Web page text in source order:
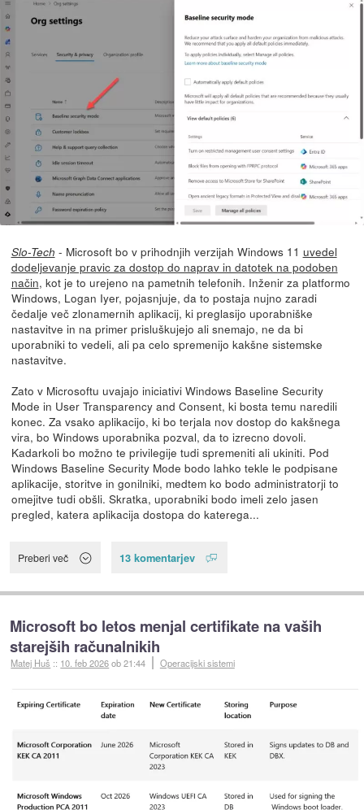
Slo-Tech - Microsoft bo v prihodnjih verzijah Windows 11 uvedel
dodeljevanje pravic za dostop do naprav in datotek na podoben
način, kot je to urejeno na pametnih telefonih. Inženir za platformo
Windows, Logan Iyer, pojasnjuje, da to postaja nujno zaradi
čedalje več zlonamernih aplikacij, ki preglasijo uporabniške
nastavitve in na primer prisluškujejo ali snemajo, ne da bi
uporabniki to vedeli, ali pa celo spremenijo kakšne sistemske
nastavitve.
Zato v Microsoftu uvajajo iniciativi Windows Baseline Security
Mode in User Transparency and Consent, ki bosta temu naredili
konec. Za vsako aplikacijo, ki bo terjala nov dostop do kakšnega
vira, bo Windows uporabnika pozval, da to izrecno dovoli.
Kadarkoli bo možno te privilegije tudi spremeniti ali ukiniti. Pod
Windows Baseline Security Mode bodo lahko tekle le podpisane
aplikacije, storitve in gonilniki, medtem ko bodo administratorji to
omejitve tudi obšli. Skratka, uporabniki bodo imeli zelo jasen
pregled, katera aplikacija dostopa do katerega...
Preberi več 13 komentarjev
Microsoft bo letos menjal certifikate na vaših
starejših računalnikih
Matej Huš :: 10. feb 2026ob 21:44 Operacijski sistemi